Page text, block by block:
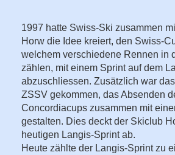
1997 hatte Swiss-Ski zusammen
Horw die Idee kreiert, den Swiss-
welchem verschiedene Rennen in
zählen, mit einem Sprint auf dem
abzuschliessen. Zusätzlich war
ZSSV gekommen, das Absenden
Concordiacups zusammen mit
gestalten. Dies deckt der Skiclub
heutigen Langis-Sprint ab.
Heute zählte der Langis-Sprint zu